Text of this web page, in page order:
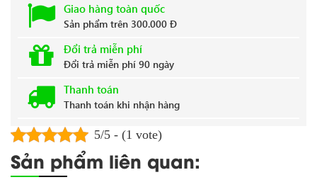
Giao hàng toàn quốc
Sản phẩm trên 300.000 Đ
Đổi trả miễn phí
Đổi trả miễn phí 90 ngày
Thanh toán
Thanh toán khi nhận hàng
5/5 - (1 vote)
Sản phẩm liên quan: